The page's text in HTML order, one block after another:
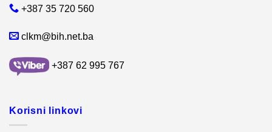
+387 35 720 560
clkm@bih.net.ba
+387 62 995 767
Korisni linkovi